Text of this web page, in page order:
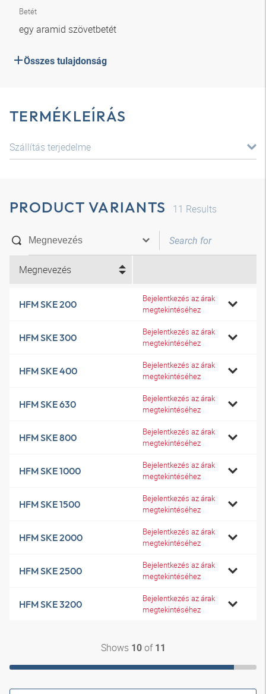
Betét
egy aramid szövetbetét
Összes tulajdonság
TERMÉKLEÍRÁS
Szállítás terjedelme
PRODUCT VARIANTS 11 Results
Megnevezés
HFM SKE 200
Bejelentkezés az árak
megtekintéséhez
HFM SKE 300
Bejelentkezés az árak
megtekintéséhez
HFM SKE 400
Bejelentkezés az árak
megtekintéséhez
HFM SKE 630
Bejelentkezés az árak
megtekintéséhez
HFM SKE 800
Bejelentkezés az árak
megtekintéséhez
HFM SKE 1000
Bejelentkezés az árak
megtekintéséhez
HFM SKE 1500
Bejelentkezés az árak
megtekintéséhez
HFM SKE 2000
Bejelentkezés az árak
megtekintéséhez
HFM SKE 2500
Bejelentkezés az árak
megtekintéséhez
HFM SKE 3200
Bejelentkezés az árak
megtekintéséhez
Shows 10of 11